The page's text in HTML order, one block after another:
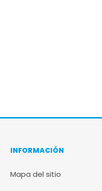
INFORMACIÓN
Mapa del sitio